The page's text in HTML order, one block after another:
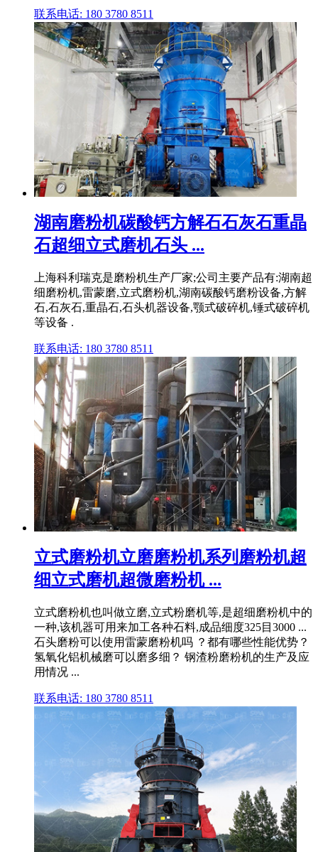
联系电话: 180 3780 8511
湖南磨粉机碳酸钙方解石石灰石重晶
石超细立式磨机石头 ...
上海科利瑞克是磨粉机生产厂家;公司主要产品有:湖南超
细磨粉机,雷蒙磨,立式磨粉机,湖南碳酸钙磨粉设备,方解
石,石灰石,重晶石,石头机器设备,颚式破碎机,锤式破碎机
等设备 .
联系电话: 180 3780 8511
立式磨粉机立磨磨粉机系列磨粉机超
细立式磨机超微磨粉机 ...
立式磨粉机也叫做立磨,立式粉磨机等,是超细磨粉机中的
一种,该机器可用来加工各种石料,成品细度325目3000 ...
石头磨粉可以使用雷蒙磨粉机吗 ？都有哪些性能优势？
氢氧化铝机械磨可以磨多细？ 钢渣粉磨粉机的生产及应
用情况 ...
联系电话: 180 3780 8511